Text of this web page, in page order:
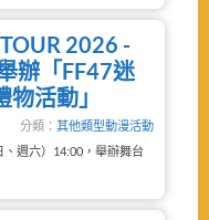
2026 -
辦「FF47迷
活動」
分類： 其他類型動漫活動
週六）14:00，舉辦舞台